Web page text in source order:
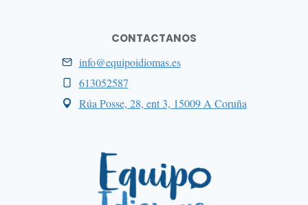
CONTACTANOS
info@equipoidiomas.es
613052587
Rúa Posse, 28, ent 3, 15009 A Coruña